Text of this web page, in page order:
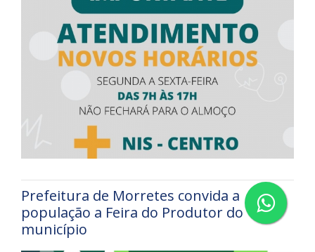
Prefeitura de Morretes convida a
população a Feira do Produtor do
município